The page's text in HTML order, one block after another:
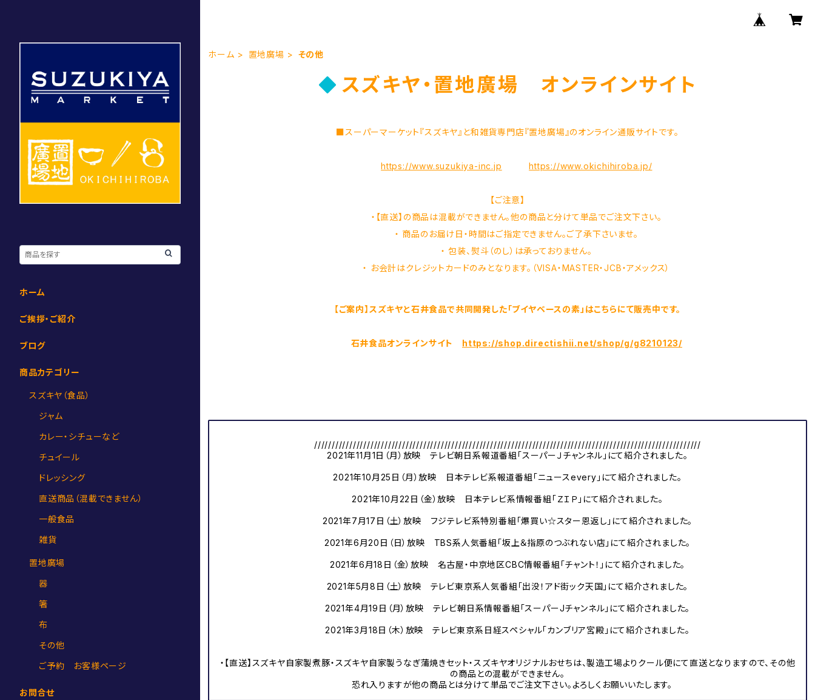
ホーム 置地廣場 その他
スズキヤ・置地廣場 オンラインサイト
■スーパーマーケット『スズキヤ』と和雑貨専門店『置地廣場』のオンライン通販サイトです。
https://www.suzukiya-inc.jp https://www.okichihiroba.jp/
【ご注意】
・【直送】の商品は混載ができません。他の商品と分けて単品でご注文下さい。
・ 商品のお届け日・時間はご指定できません。ご了承下さいませ。
・ 包装、熨斗（のし）は承っておりません。
・ お会計はクレジットカードのみとなります。（VISA・MASTER・JCB・アメックス）
【ご案内】スズキヤと石井食品で共同開発した「ブイヤベースの素」はこちらにて販売中です。
石井食品オンラインサイト https://shop.directishii.net/shop/g/g8210123/
//////////////////////////////////////////////////////////////////////////////////////////////////////////////
2021年11月1日（月）放映 テレビ朝日系報道番組「スーパーＪチャンネル」にて紹介されました。
2021年10月25日（月）放映 日本テレビ系報道番組「ニュースevery」にて紹介されました。
2021年10月22日（金）放映 日本テレビ系情報番組「ＺＩＰ」にて紹介されました。
2021年7月17日（土）放映 フジテレビ系特別番組「爆買い☆スター恩返し」にて紹介されました。
2021年6月20日（日）放映 TBS系人気番組「坂上＆指原のつぶれない店」にて紹介されました。
2021年6月18日（金）放映 名古屋・中京地区CBC情報番組「チャント！」にて紹介されました。
2021年5月8日（土）放映 テレビ東京系人気番組「出没！アド街ック天国」にて紹介されました。
2021年4月19日（月）放映 テレビ朝日系情報番組「スーパーJチャンネル」にて紹介されました。
2021年3月18日（木）放映 テレビ東京系日経スペシャル「カンブリア宮殿」にて紹介されました。
・【直送】スズキヤ自家製煮豚・スズキヤ自家製うなぎ蒲焼きセット・スズキヤオリジナルおせちは、製造工場よりクール便にて直送となりますので、その他
の商品との混載ができません。
恐れ入りますが他の商品とは分けて単品でご注文下さい。よろしくお願いいたします。
ホーム
ご挨拶・ご紹介
ブログ
商品カテゴリー
スズキヤ（食品）
ジャム
カレー・シチューなど
チュイール
ドレッシング
直送商品（混載できません）
一般食品
雑貨
置地廣場
器
箸
布
その他
ご予約 お客様ページ
お問合せ